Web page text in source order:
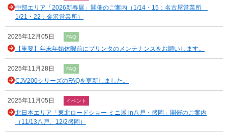
中部エリア「2026新春展」開催のご案内（1/14・15：名古屋営業所
1/21・22：金沢営業所）
2025年12月05日 FAQ
【重要】年末年始休暇前にプリンタのメンテナンスをお願いします。
2025年11月28日 FAQ
CJV200シリーズのFAQを更新しました。
2025年11月05日 イベント
北日本エリア「東北ロードショー ミニ展 in八戸・盛岡」開催のご案内
（11/13八戸、12/2盛岡）